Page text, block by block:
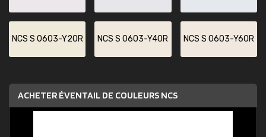
NCS S 0603-Y20R NCS S 0603-Y40R NCS S 0603-Y60R
ACHETER ÉVENTAIL DE COULEURS NCS